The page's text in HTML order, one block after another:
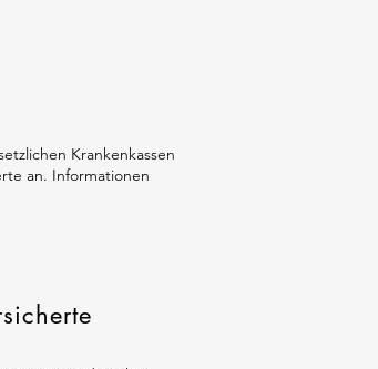
Krankenkassen
an. Informationen